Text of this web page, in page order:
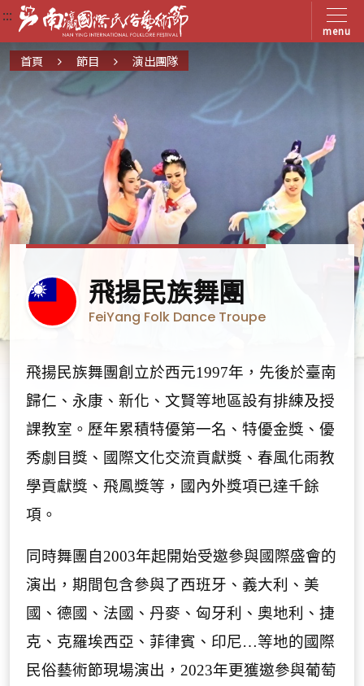
menu
:::
:::
:::
首頁 節目 演出團隊
臺
灣
飛揚民族舞團
FeiYang Folk Dance Troupe
飛揚民族舞團創立於西元1997年，先後於臺南
歸仁、永康、新化、文賢等地區設有排練及授
課教室。歷年累積特優第一名、特優金獎、優
秀劇目獎、國際文化交流貢獻獎、春風化雨教
學貢獻獎、飛鳳獎等，國內外獎項已達千餘
項。
同時舞團自2003年起開始受邀參與國際盛會的
演出，期間包含參與了西班牙、義大利、美
國、德國、法國、丹麥、匈牙利、奧地利、捷
克、克羅埃西亞、菲律賓、印尼…等地的國際
民俗藝術節現場演出， 2023年更獲邀參與葡萄